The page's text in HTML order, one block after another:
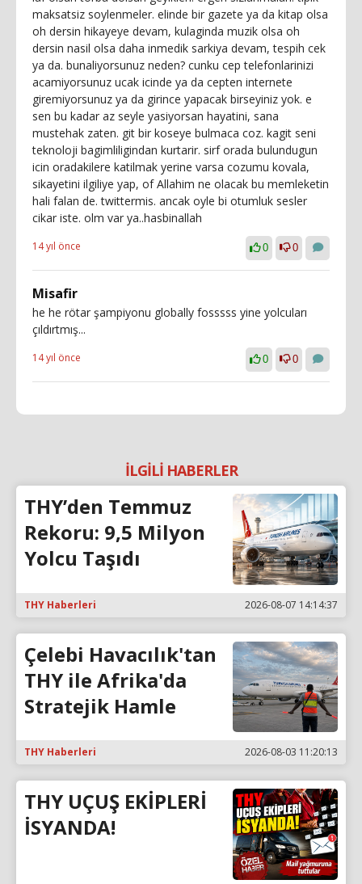
maksatsiz soylenmeler. elinde bir gazete ya da kitap olsa
oh dersin hikayeye devam, kulaginda muzik olsa oh
dersin nasil olsa daha inmedik sarkiya devam, tespih cek
ya da. bunaliyorsunuz neden? cunku cep telefonlarinizi
acamiyorsunuz ucak icinde ya da cepten internete
giremiyorsunuz ya da girince yapacak birseyiniz yok. e
sen bu kadar az seyle yasiyorsan hayatini, sana
mustehak zaten. git bir koseye bulmaca coz. kagit seni
teknoloji bagimliligindan kurtarir. sirf orada bulundugun
icin oradakilere katilmak yerine varsa cozumu kovala,
sikayetini ilgiliye yap, of Allahim ne olacak bu memleketin
hali falan de. twittermis. ancak oyle bi otumluk sesler
cikar iste. olm var ya..hasbinallah
14 yıl önce 0 0
Misafir
he he rötar şampiyonu globally fosssss yine yolcuları
çıldırtmış...
14 yıl önce 0 0
İLGİLİ HABERLER
THY’den Temmuz
Rekoru: 9,5 Milyon
Yolcu Taşıdı
THY Haberleri 2026-08-07 14:14:37
Çelebi Havacılık'tan
THY ile Afrika'da
Stratejik Hamle
THY Haberleri 2026-08-03 11:20:13
THY UÇUŞ EKİPLERİ
İSYANDA!